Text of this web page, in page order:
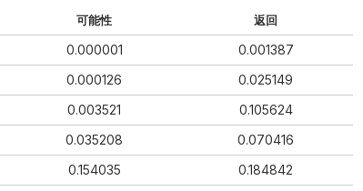
可能性 返回
0.000001
0.001387
0.000126
0.025149
0.003521
0.105624
0.035208
0.070416
0.154035
0.184842